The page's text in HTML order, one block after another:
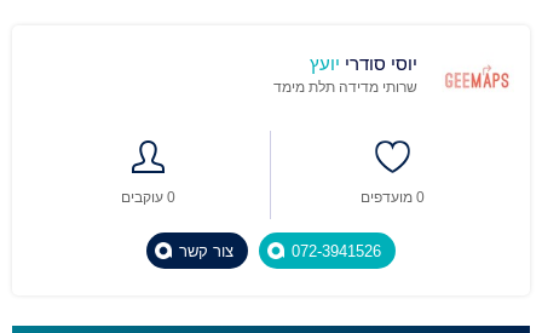
יוסי סודרי יועץ
שרותי מדידה תלת מימד
0 עוקבים 0 מועדפים
צור קשר 072-3941526